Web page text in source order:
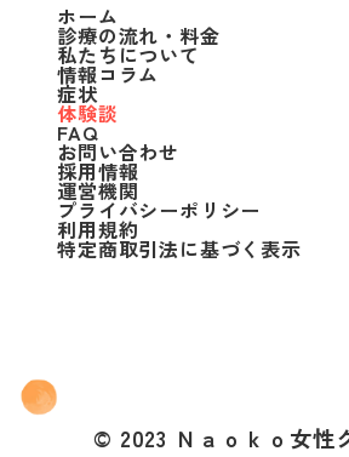
ホーム
診療の流れ・料金
私たちについて
情報コラム
症状
体験談
FAQ
お問い合わせ
採用情報
運営機関
プライバシーポリシー
利用規約
特定商取引法に基づく表示
© 2023 Ｎａｏｋｏ女性